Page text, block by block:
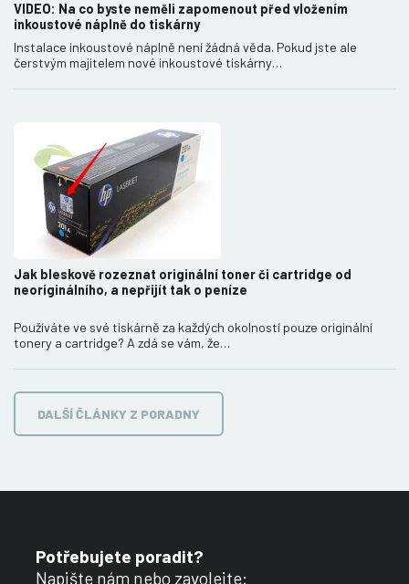
VIDEO: Na co byste neměli zapomenout před vložením
inkoustové náplně do tiskárny
Instalace inkoustové náplně není žádná věda. Pokud jste ale
čerstvým majitelem nové inkoustové tiskárny…
Jak bleskově rozeznat originální toner či cartridge od
neoriginálního, a nepřijít tak o peníze
Používáte ve své tiskárně za každých okolností pouze originální
tonery a cartridge? A zdá se vám, že…
DALŠÍ ČLÁNKY Z PORADNY
Potřebujete poradit?
Napište nám nebo zavolejte: